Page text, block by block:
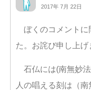
2017年 7月 22日
ぼくのコメントに
た。お詫び申し上げ
石仏には(南無妙
人の唱える刻は（